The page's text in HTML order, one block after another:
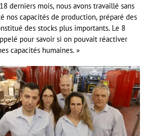
derniers mois, nous avons travaillé sans
nos capacités de production, préparé des
des stocks plus importants. Le 8
pour savoir si on pouvait réactiver
capacités humaines. »